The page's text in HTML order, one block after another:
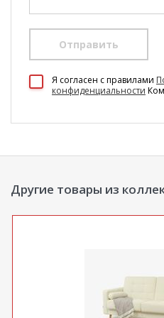
могут отличаться от цен в
салонах сети!
Отправить
Я согласен c правилами
конфиденциальности
Другие товары из